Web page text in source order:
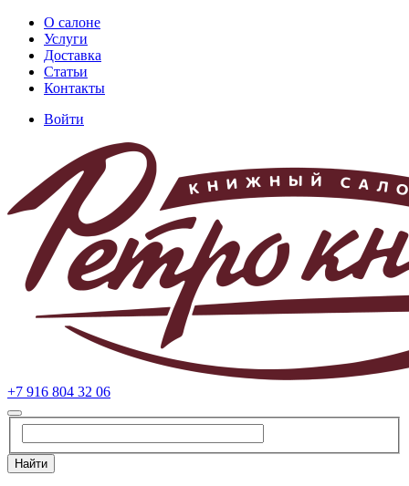
Перейти
основному
содержанию
Основная
навигация
О салоне
Услуги
Доставка
Статьи
Контакты
учётной
записи
пользователя
Войти
+7 916 804 32 06
Найти